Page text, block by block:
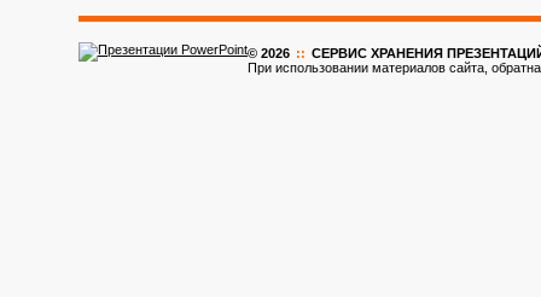
© 2026 :: CЕРВИС ХРАНЕНИЯ ПРЕЗЕНТАЦИЙ
При использовании материалов сайта,